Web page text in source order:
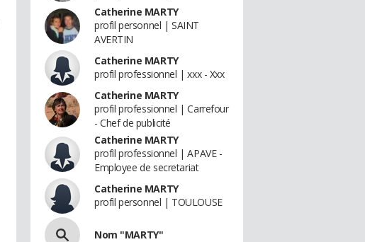
Catherine MARTY
profil personnel | SAINT
AVERTIN
Catherine MARTY
profil professionnel | xxx - Xxx
Catherine MARTY
profil professionnel | Carrefour
- Chef de publicité
Catherine MARTY
profil professionnel | APAVE -
Employee de secretariat
Catherine MARTY
profil personnel | TOULOUSE
Nom "MARTY"